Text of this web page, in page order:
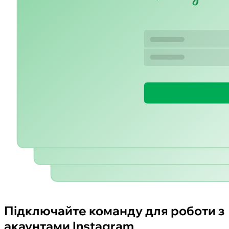
Підключайте команду для роботи з
акаунтами Instagram